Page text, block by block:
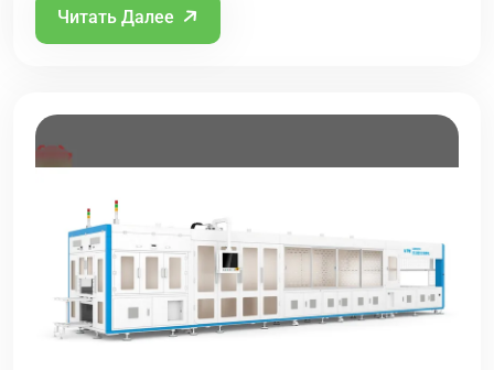
Читать Далее